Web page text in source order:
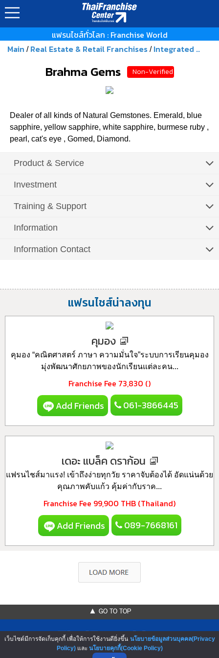
แฟรนไชส์ทั่วโลก : Franchise World
Main / Real Estate & Retail Franchises / Integrated ..
Brahma Gems Non-Verified
Dealer of all kinds of Natural Gemstones. Emerald, blue
sapphire, yellow sapphire, white sapphire, burmese ruby ,
pearl, cat's eye , Gomed, Diamond.
Product & Service
Investment
Training & Support
Information
Information Contact
แฟรนไชส์น่าลงทุน
คุมอง
คุมอง “คณิตศาสตร์ ภาษา ความมั่นใจ”ระบบการเรียนคุมอง
มุ่งพัฒนาศักยภาพของนักเรียนแต่ละคน...
Franchise Fee 73,830 ()
Add Friends 061-3866445
เดอะ แบล็ค ดราก้อน
แฟรนไชส์มาแรง! เข้าถึงง่ายทุกวัย ราคาจับต้องได้ อัดแน่นด้วย
คุณภาพคับแก้ว คุ้มค่ากับราค...
Franchise Fee 99,900 THB (Thailand)
Add Friends 089-7668161
▲ GO TO TOP
เว็บไซต์มีการจัดเก็บคุกกี้ เพื่อให้การใช้งานดียิ่งขึ้น นโยบายข้อมูลส่วนบุคคล(Privacy
Policy)และ นโยบายคุกกี้(Cookie Policy)